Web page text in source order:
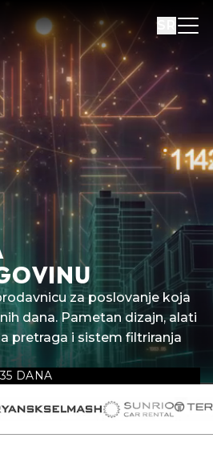
za poslovanje koja
dana. Pametan dizajn, alati
pretraga i sistem filtriranja
35 DANA